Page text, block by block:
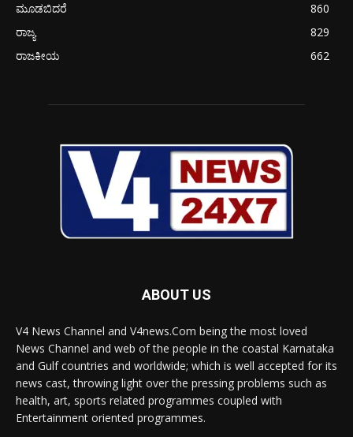
ಮೂಡಬಿದರೆ
860
ರಾಜ್ಯ
829
ರಾಜಕೀಯ
662
ABOUT US
V4 News Channel and V4news.Com being the most loved
News Channel and web of the people in the coastal Karnataka
and Gulf countries and worldwide; which is well accepted for its
news cast, throwing light over the pressing problems such as
health, art, sports related programmes coupled with
Entertainment oriented programmes.